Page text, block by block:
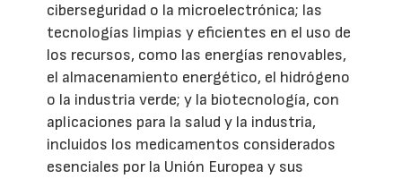
ciberseguridad o la microelectrónica; las
tecnologías limpias y eficientes en el uso de
los recursos, como las energías renovables,
el almacenamiento energético, el hidrógeno
o la industria verde; y la biotecnología, con
aplicaciones para la salud y la industria,
incluidos los medicamentos considerados
esenciales por la Unión Europea y sus